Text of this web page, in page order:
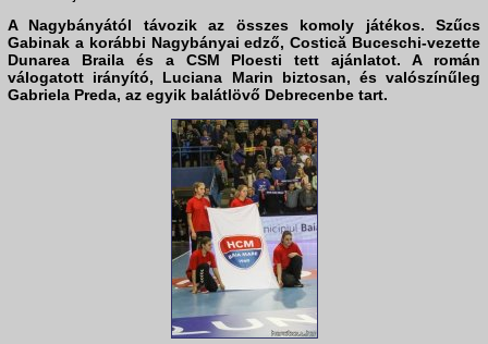
A Nagybányától távozik az összes komoly játékos. Szűcs
Gabinak a korábbi Nagybányai edző, Costică Buceschi-vezette
Dunarea Braila és a CSM Ploesti tett ajánlatot. A román
válogatott irányító, Luciana Marin biztosan, és valószínűleg
Gabriela Preda, az egyik balátlövő Debrecenbe tart.